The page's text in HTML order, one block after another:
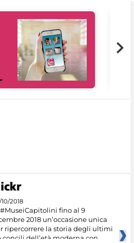
2018
fino al 9
2018 un’occasione unica
ripercorrere la storia degli ultimi
concili dell’età moderna con